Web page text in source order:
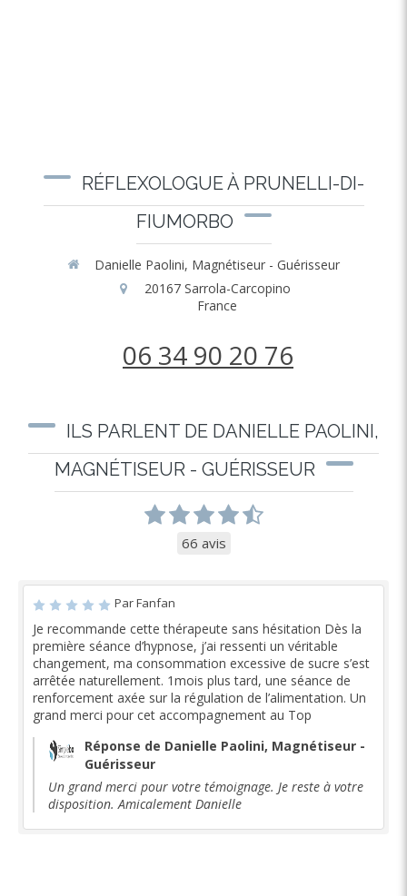
RÉFLEXOLOGUE À PRUNELLI-DI-
FIUMORBO
Danielle Paolini, Magnétiseur - Guérisseur
20167 Sarrola-Carcopino
France
06 34 90 20 76
ILS PARLENT DE DANIELLE PAOLINI,
MAGNÉTISEUR - GUÉRISSEUR
66 avis
Par Fanfan
Je recommande cette thérapeute sans hésitation Dès la
première séance d’hypnose, j’ai ressenti un véritable
changement, ma consommation excessive de sucre s’est
arrêtée naturellement. 1mois plus tard, une séance de
renforcement axée sur la régulation de l’alimentation. Un
grand merci pour cet accompagnement au Top
Réponse de Danielle Paolini, Magnétiseur -
Guérisseur
Un grand merci pour votre témoignage. Je reste à votre
disposition. Amicalement Danielle